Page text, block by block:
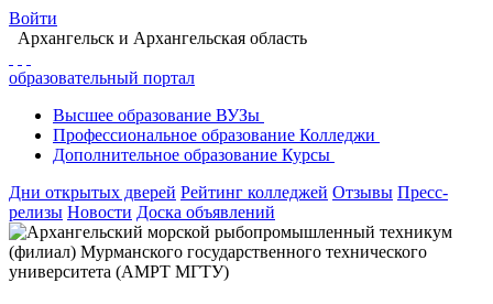
Войти
Архангельск и Архангельская область
образовательный портал
Высшее образование ВУЗы
Профессиональное образование Колледжи
Дополнительное образование Курсы
Дни открытых дверей Рейтинг колледжей Отзывы Пресс-
релизы Новости Доска объявлений